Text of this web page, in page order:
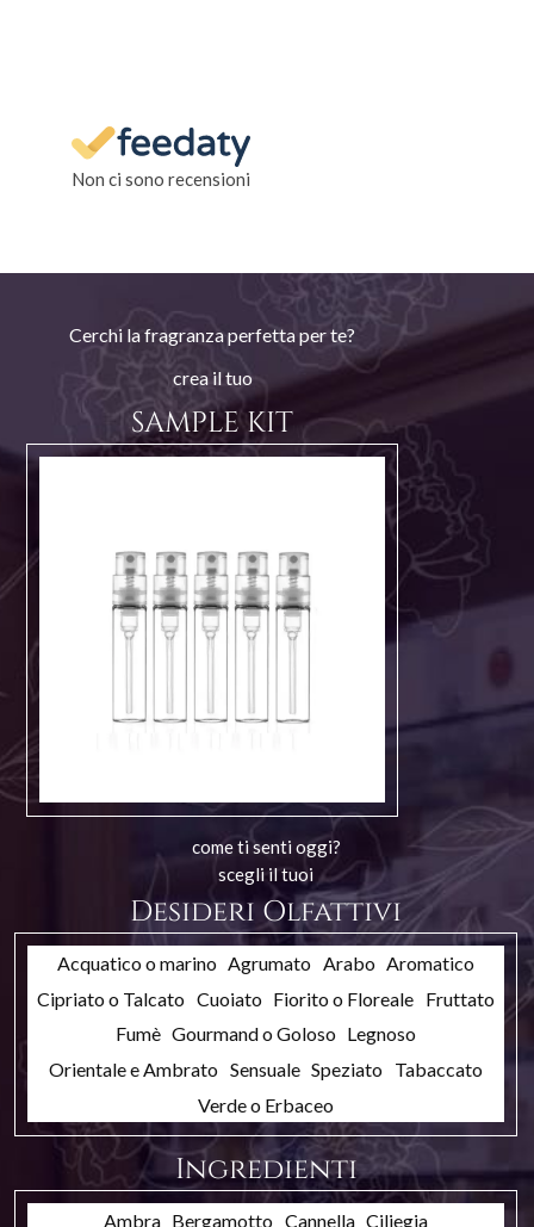
Non ci sono recensioni
Cerchi la fragranza perfetta per te?
crea il tuo
SAMPLE KIT
come ti senti oggi?
scegli il tuoi
Desideri Olfattivi
Acquatico o marino Agrumato Arabo Aromatico
Cipriato o Talcato Cuoiato Fiorito o Floreale Fruttato
Fumè Gourmand o Goloso Legnoso
Orientale e Ambrato Sensuale Speziato Tabaccato
Verde o Erbaceo
Ingredienti
Ambra Bergamotto Cannella Ciliegia